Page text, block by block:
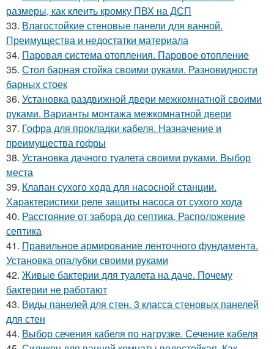
размеры, как клеить кромку ПВХ на ДСП
33. Влагостойкие стеновые панели для ванной.
Преимущества и недостатки материала
34. Паровая система отопления. Паровое отопление
35. Стол барная стойка своими руками. Разновидности
барных стоек
36. Установка раздвижной двери межкомнатной своими
руками. Варианты монтажа межкомнатной двери
37. Гофра для прокладки кабеля. Назначение и
преимущества гофры
38. Установка дачного туалета своими руками. Выбор
места
39. Клапан сухого хода для насосной станции.
Характеристики реле защиты насоса от сухого хода
40. Расстояние от забора до септика. Расположение
септика
41. Правильное армирование ленточного фундамента.
Установка опалубки своими руками
42. Живые бактерии для туалета на даче. Почему
бактерии не работают
43. Виды панелей для стен. 3 класса стеновых панелей
для стен
44. Выбор сечения кабеля по нагрузке. Сечение кабеля